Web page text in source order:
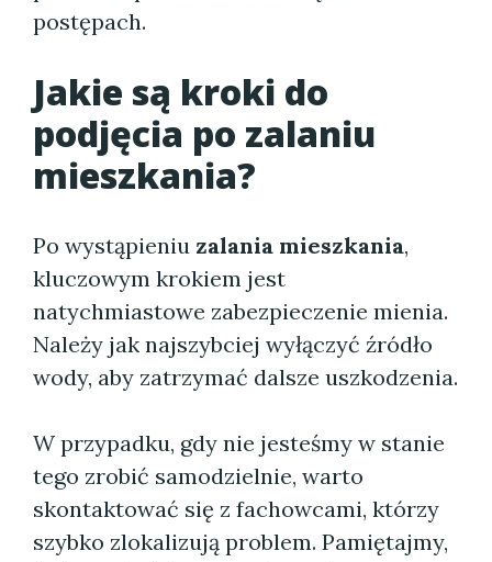
postępach.
Jakie są kroki do
podjęcia po zalaniu
mieszkania?
Po wystąpieniu zalania mieszkania,
kluczowym krokiem jest
natychmiastowe zabezpieczenie mienia.
Należy jak najszybciej wyłączyć źródło
wody, aby zatrzymać dalsze uszkodzenia.
W przypadku, gdy nie jesteśmy w stanie
tego zrobić samodzielnie, warto
skontaktować się z fachowcami, którzy
szybko zlokalizują problem. Pamiętajmy,